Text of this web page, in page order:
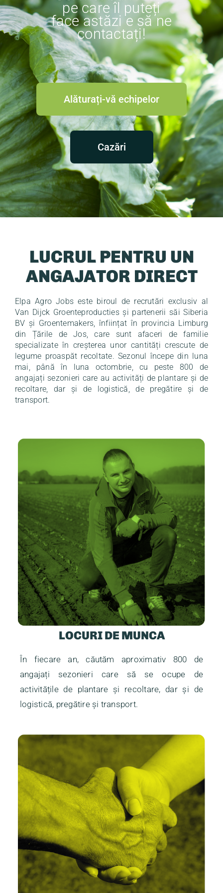
pe care îl puteți
face astăzi e să ne
contactați!
Alăturați-vă echipelor
Cazări
LUCRUL PENTRU UN
ANGAJATOR DIRECT
Elpa Agro Jobs este biroul de recrutări exclusiv al
Van Dijck Groenteproducties și partenerii săi Siberia
BV și Groentemakers, înființat în provincia Limburg
din Țările de Jos, care sunt afaceri de familie
specializate în creșterea unor cantități crescute de
legume proaspăt recoltate. Sezonul începe din luna
mai, până în luna octombrie, cu peste 800 de
angajați sezonieri care au activități de plantare și de
recoltare, dar și de logistică, de pregătire și de
transport.
LOCURI DE MUNCA
În fiecare an, căutăm aproximativ 800 de
angajați sezonieri care să se ocupe de
activitățile de plantare și recoltare, dar și de
logistică, pregătire și transport.